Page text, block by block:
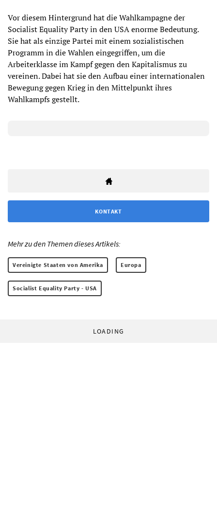
Vor diesem Hintergrund hat die Wahlkampagne der
Socialist Equality Party in den USA enorme Bedeutung.
Sie hat als einzige Partei mit einem sozialistischen
Programm in die Wahlen eingegriffen, um die
Arbeiterklasse im Kampf gegen den Kapitalismus zu
vereinen. Dabei hat sie den Aufbau einer internationalen
Bewegung gegen Krieg in den Mittelpunkt ihres
Wahlkampfs gestellt.
KONTAKT
Mehr zu den Themen dieses Artikels:
Vereinigte Staaten von Amerika Europa
Socialist Equality Party - USA
LOADING